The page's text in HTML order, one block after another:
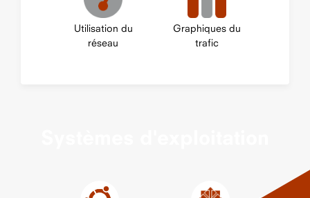
Utilisation du
réseau
Graphiques du
trafic